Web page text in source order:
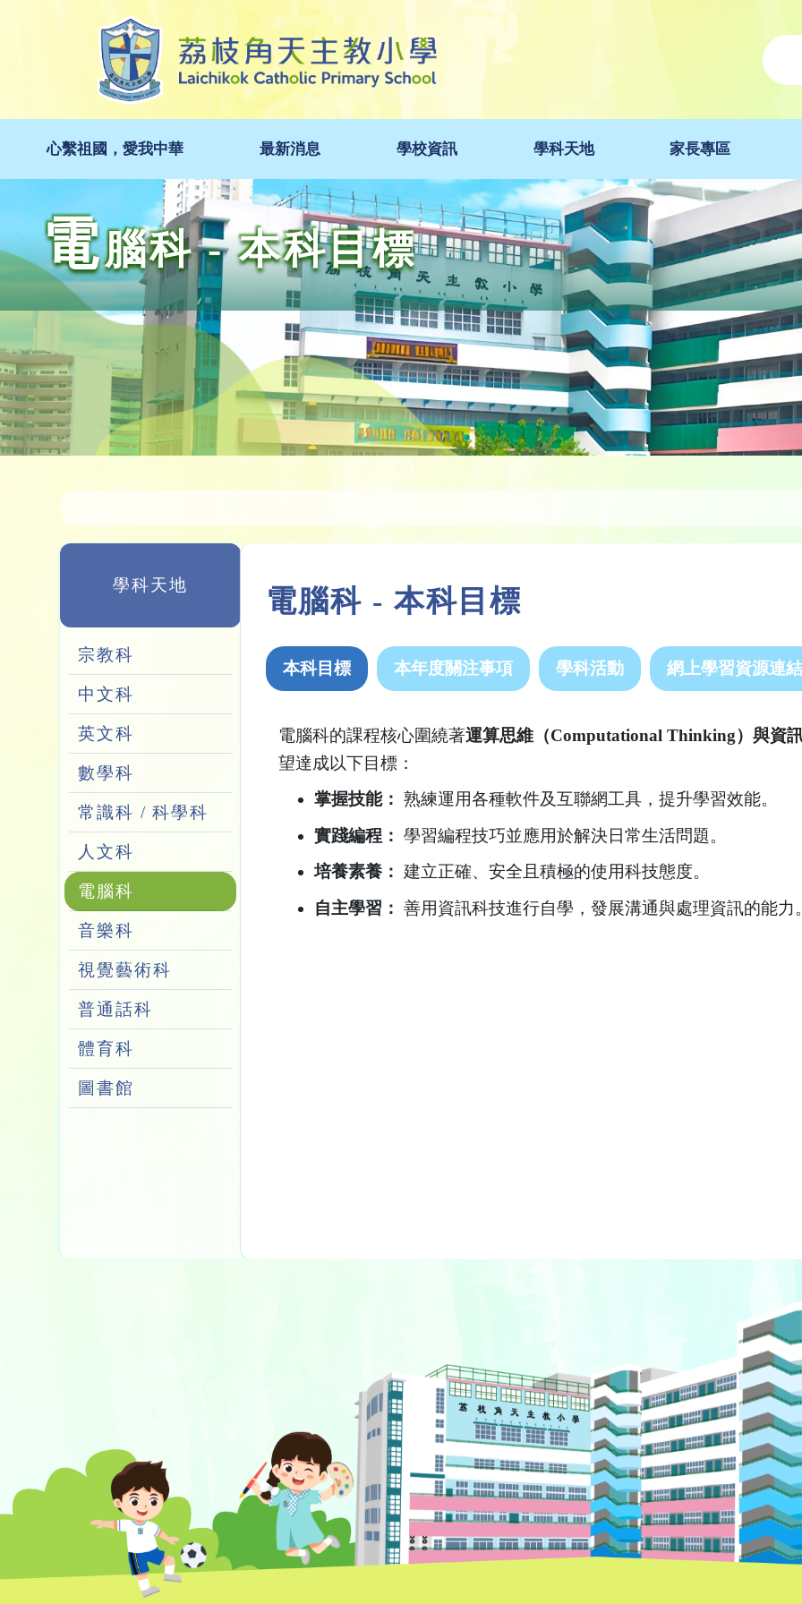
心繫祖國，愛我中華 最新消息 學校資訊 學科天地 家長專區
電腦科 - 本科目標
學科天地
宗教科
中文科
英文科
數學科
常識科 / 科學科
人文科
電腦科
音樂科
視覺藝術科
普通話科
體育科
圖書館
電腦科 - 本科目標
本科目標 本年度關注事項 學科活動 網上學習資源連結
電腦科的課程核心圍繞著運算思維（Computational Thinking）與資
望達成以下目標：
掌握技能： 熟練運用各種軟件及互聯網工具，提升學習效能。
實踐編程： 學習編程技巧並應用於解決日常生活問題。
培養素養： 建立正確、安全且積極的使用科技態度。
自主學習： 善用資訊科技進行自學，發展溝通與處理資訊的能力